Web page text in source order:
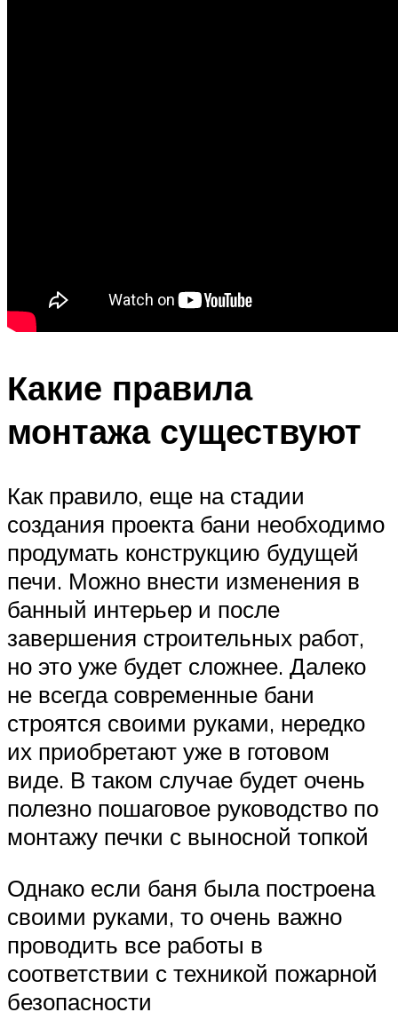
Какие правила
монтажа существуют
Как правило, еще на стадии
создания проекта бани необходимо
продумать конструкцию будущей
печи. Можно внести изменения в
банный интерьер и после
завершения строительных работ,
но это уже будет сложнее. Далеко
не всегда современные бани
строятся своими руками, нередко
их приобретают уже в готовом
виде. В таком случае будет очень
полезно пошаговое руководство по
монтажу печки с выносной топкой
Однако если баня была построена
своими руками, то очень важно
проводить все работы в
соответствии с техникой пожарной
безопасности